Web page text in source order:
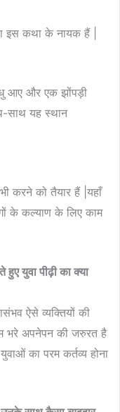
इस कथा के नायक हैं |
आए और एक झोंपड़ी
साथ यह स्थान
करने को तैयार हैं |यहाँ
के कल्याण के लिए काम
हुए युवा पीढ़ी का क्या
ऐसे व्यक्तियों की
भरे अपनेपन की जरुरत है
का परम कर्तव्य होना